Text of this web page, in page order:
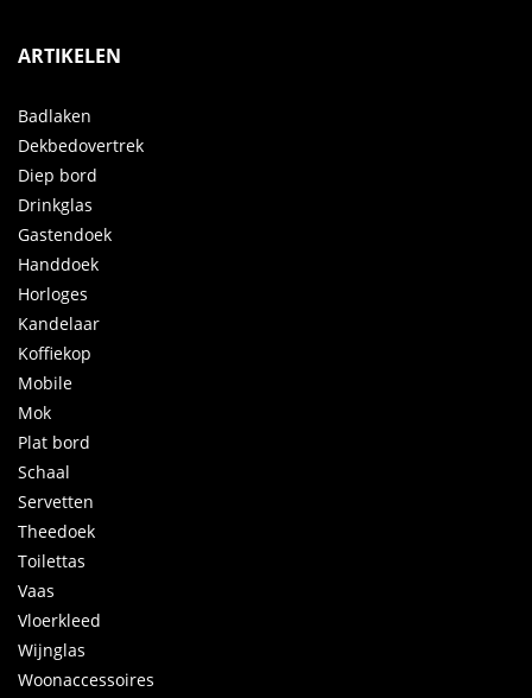
ARTIKELEN
Badlaken
Dekbedovertrek
Diep bord
Drinkglas
Gastendoek
Handdoek
Horloges
Kandelaar
Koffiekop
Mobile
Mok
Plat bord
Schaal
Servetten
Theedoek
Toilettas
Vaas
Vloerkleed
Wijnglas
Woonaccessoires